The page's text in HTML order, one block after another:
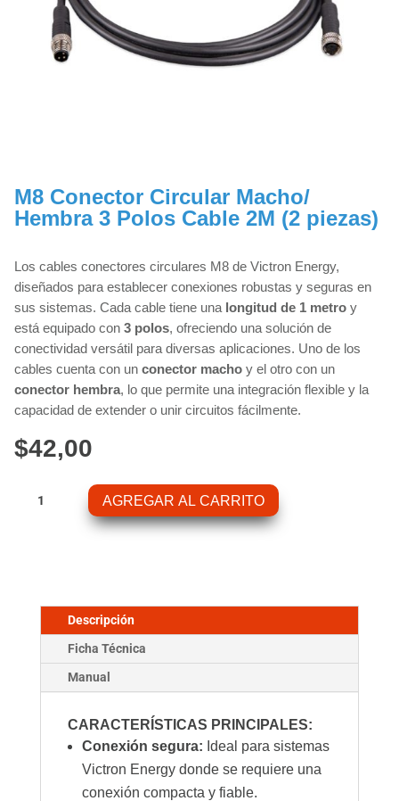
M8 Conector Circular Macho/
Hembra 3 Polos Cable 2M (2 piezas)
Los cables conectores circulares M8 de Victron Energy,
diseñados para establecer conexiones robustas y seguras en
sus sistemas. Cada cable tiene una longitud de 1 metro y
está equipado con3 polos, ofreciendo una solución de
conectividad versátil para diversas aplicaciones. Uno de los
cables cuenta con unconector macho y el otro con un
conector hembra, lo que permite una integración flexible y la
capacidad de extender o unir circuitos fácilmente.
$42,00
Conector
Polos
piezas)
AGREGAR AL CARRITO
Descripción
Ficha Técnica
Manual
CARACTERÍSTICAS PRINCIPALES:
Conexión segura: Ideal para sistemas
Victron Energy donde se requiere una
conexión compacta y fiable.